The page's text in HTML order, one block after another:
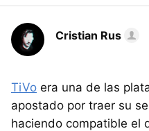
Cristian Rus
TiVo era una de las
apostado por traer su
haciendo compatible el